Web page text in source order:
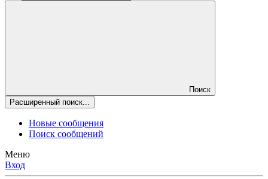
Поиск
Расширенный поиск...
Новые сообщения
Поиск сообщений
Меню
Вход